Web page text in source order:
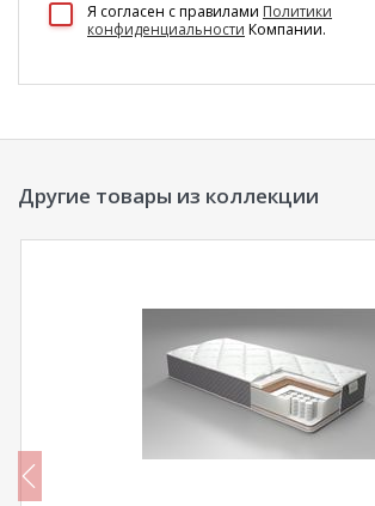
Я согласен c правилами Политики
конфиденциальности Компании.
Другие товары из коллекции